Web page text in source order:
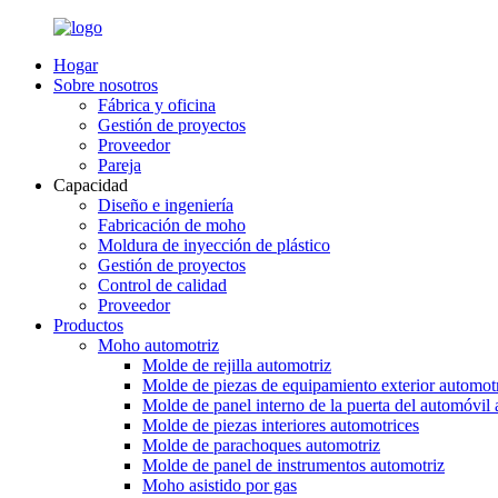
Hogar
Sobre nosotros
Fábrica y oficina
Gestión de proyectos
Proveedor
Pareja
Capacidad
Diseño e ingeniería
Fabricación de moho
Moldura de inyección de plástico
Gestión de proyectos
Control de calidad
Proveedor
Productos
Moho automotriz
Molde de rejilla automotriz
Molde de piezas de equipamiento exterior
Molde de panel interno de la puerta del automóvil
Molde de piezas interiores automotrices
Molde de parachoques automotriz
Molde de panel de instrumentos automotriz
Moho asistido por gas